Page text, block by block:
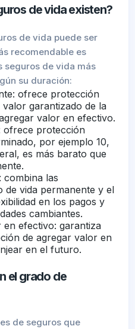
de vida existen?
de vida puede ser
recomendable es
seguros de vida más
su duración:
ofrece protección
garantizado de la
valor en efectivo.
ofrece protección
por ejemplo 10,
es más barato que
combina las
de vida permanente y el
en los pagos y
cambiantes.
efectivo: garantiza
de agregar valor en
en el futuro.
el grado de
de seguros que